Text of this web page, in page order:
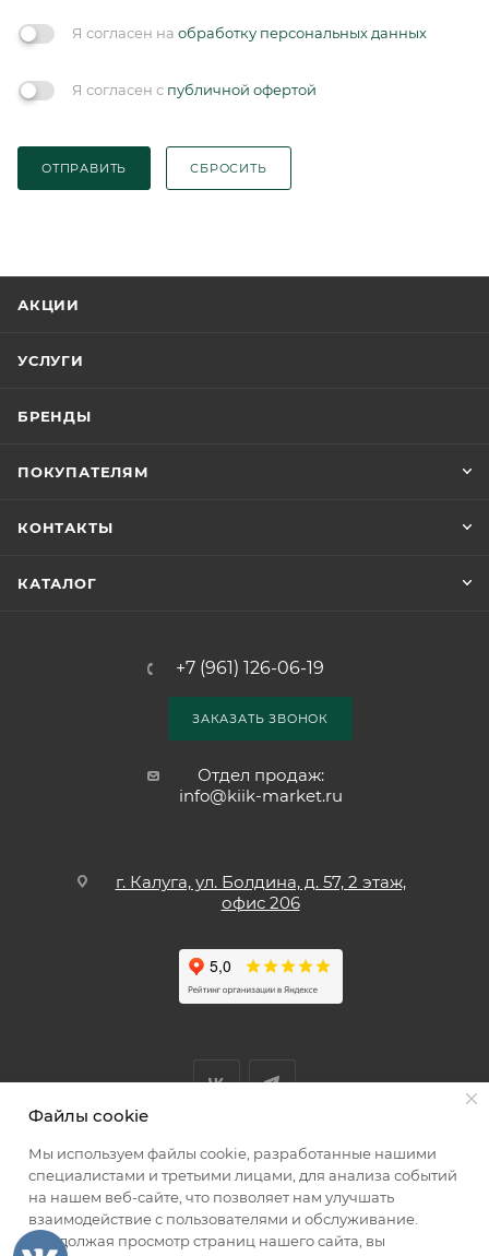
Я согласен на обработку персональных данных
Я согласен с публичной офертой
ОТПРАВИТЬ СБРОСИТЬ
АКЦИИ
УСЛУГИ
БРЕНДЫ
ПОКУПАТЕЛЯМ
КОНТАКТЫ
КАТАЛОГ
+7 (961) 126-06-19
ЗАКАЗАТЬ ЗВОНОК
Отдел продаж:
info@kiik-market.ru
г. Калуга, ул. Болдина, д. 57, 2 этаж,
офис 206
Мы принимаем к оплате
Файлы cookie
Мы используем файлы cookie, разработанные нашими
специалистами и третьими лицами, для анализа событий
на нашем веб-сайте, что позволяет нам улучшать
взаимодействие с пользователями и обслуживание.
Продолжая просмотр страниц нашего сайта, вы